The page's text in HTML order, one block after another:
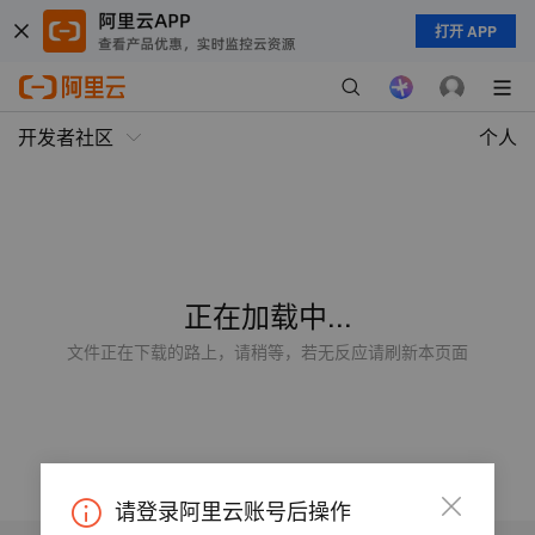
打开 APP
开发者社区 个人
正在加载中...
文件正在下载的路上，请稍等，若无反应请刷新本页面
请登录阿里云账号后操作